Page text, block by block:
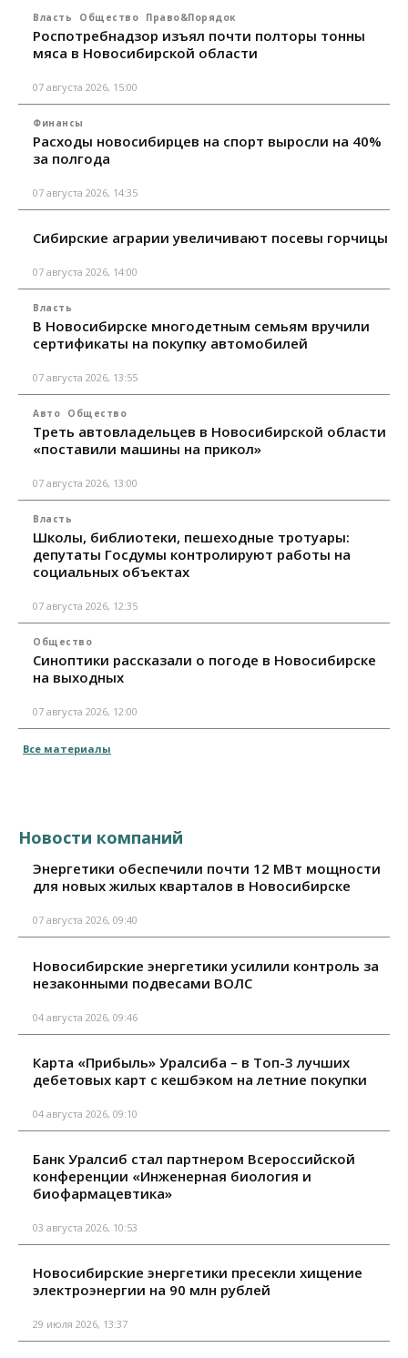
Власть Общество Право&Порядок
Роспотребнадзор изъял почти полторы тонны
мяса в Новосибирской области
07 августа 2026, 15:00
Финансы
Расходы новосибирцев на спорт выросли на 40%
за полгода
07 августа 2026, 14:35
Сибирские аграрии увеличивают посевы горчицы
07 августа 2026, 14:00
Власть
В Новосибирске многодетным семьям вручили
сертификаты на покупку автомобилей
07 августа 2026, 13:55
Авто Общество
Треть автовладельцев в Новосибирской области
«поставили машины на прикол»
07 августа 2026, 13:00
Власть
Школы, библиотеки, пешеходные тротуары:
депутаты Госдумы контролируют работы на
социальных объектах
07 августа 2026, 12:35
Общество
Синоптики рассказали о погоде в Новосибирске
на выходных
07 августа 2026, 12:00
Все материалы
Новости компаний
Энергетики обеспечили почти 12 МВт мощности
для новых жилых кварталов в Новосибирске
07 августа 2026, 09:40
Новосибирские энергетики усилили контроль за
незаконными подвесами ВОЛС
04 августа 2026, 09:46
Карта «Прибыль» Уралсиба – в Топ-3 лучших
дебетовых карт с кешбэком на летние покупки
04 августа 2026, 09:10
Банк Уралсиб стал партнером Всероссийской
конференции «Инженерная биология и
биофармацевтика»
03 августа 2026, 10:53
Новосибирские энергетики пресекли хищение
электроэнергии на 90 млн рублей
29 июля 2026, 13:37